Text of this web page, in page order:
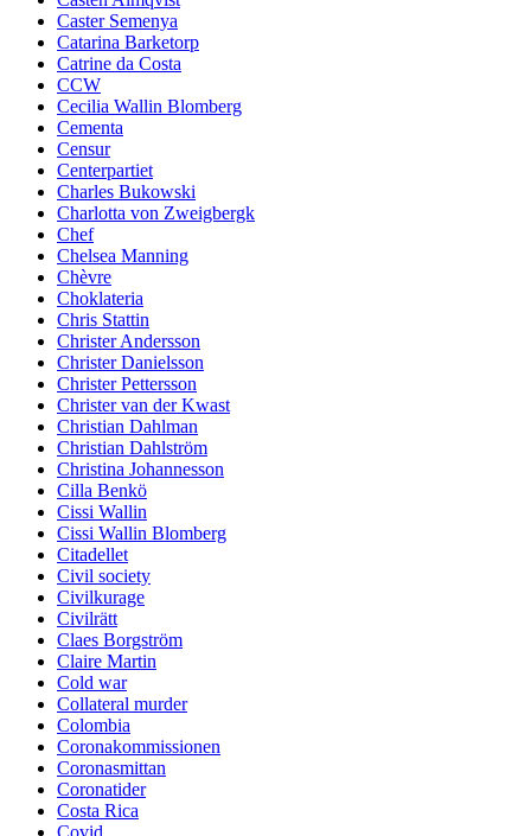
Caster Semenya
Catarina Barketorp
Catrine da Costa
CCW
Cecilia Wallin Blomberg
Cementa
Censur
Centerpartiet
Charles Bukowski
Charlotta von Zweigbergk
Chef
Chelsea Manning
Chèvre
Choklateria
Chris Stattin
Christer Andersson
Christer Danielsson
Christer Pettersson
Christer van der Kwast
Christian Dahlman
Christian Dahlström
Christina Johannesson
Cilla Benkö
Cissi Wallin
Cissi Wallin Blomberg
Citadellet
Civil society
Civilkurage
Civilrätt
Claes Borgström
Claire Martin
Cold war
Collateral murder
Colombia
Coronakommissionen
Coronasmittan
Coronatider
Costa Rica
Covid